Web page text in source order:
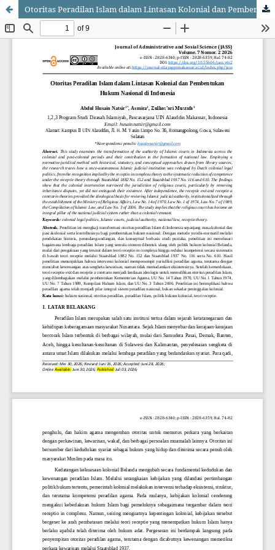
Otoritas Peradilan Islam dalam Lintasan Kolonial dan Pembentukan Hukum Nasional di Indonesia